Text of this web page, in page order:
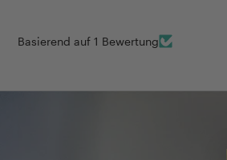
Basierend auf 1 Bewertung